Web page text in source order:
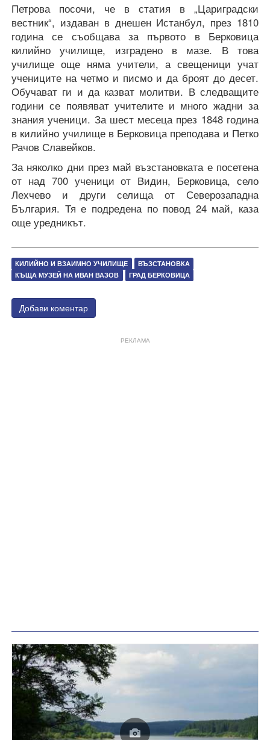
Петрова посочи, че в статия в „Цариградски
вестник“, издаван в днешен Истанбул, през 1810
година се съобщава за първото в Берковица
килийно училище, изградено в мазе. В това
училище още няма учители, а свещеници учат
учениците на четмо и писмо и да броят до десет.
Обучават ги и да казват молитви. В следващите
години се появяват учителите и много жадни за
знания ученици. За шест месеца през 1848 година
в килийно училище в Берковица преподава и Петко
Рачов Славейков.
За няколко дни през май възстановката е посетена
от над 700 ученици от Видин, Берковица, село
Лехчево и други селища от Северозападна
България. Тя е подредена по повод 24 май, каза
още уредникът.
КИЛИЙНО И ВЗАИМНО УЧИЛИЩЕ
ВЪЗСТАНОВКА
КЪЩА МУЗЕЙ НА ИВАН ВАЗОВ
ГРАД БЕРКОВИЦА
Добави коментар
РЕКЛАМА